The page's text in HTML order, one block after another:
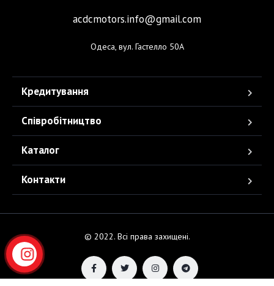
acdcmotors.info@gmail.com
Одеса, вул. Гастелло 50А
Кредитування
Співробітництво
Каталог
Контакти
© 2022. Всі права захищені.